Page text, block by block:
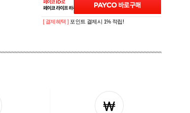
[ 결제혜택 ] 포인트 결제시 1% 적립!